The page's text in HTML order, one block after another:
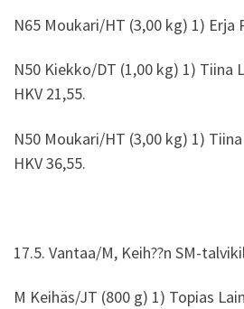
N65 Moukari/HT (3,00 kg) 1) Erja
N50 Kiekko/DT (1,00 kg) 1) Tiina
HKV 21,55.
N50 Moukari/HT (3,00 kg) 1)
HKV 36,55.
17.5. Vantaa/M, Keih??n SM-
M Keihäs/JT (800 g) 1) Topias